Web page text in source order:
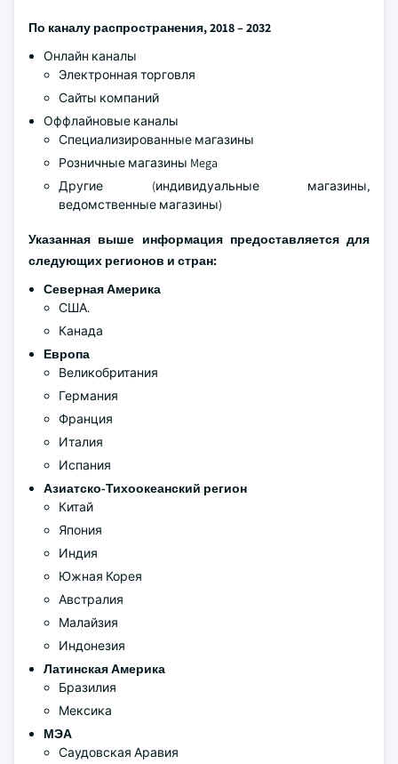
По каналу распространения, 2018 – 2032
Онлайн каналы
Электронная торговля
Сайты компаний
Оффлайновые каналы
Специализированные магазины
Розничные магазины Mega
Другие (индивидуальные магазины,
ведомственные магазины)
Указанная выше информация предоставляется для
следующих регионов и стран:
Северная Америка
США.
Канада
Европа
Великобритания
Германия
Франция
Италия
Испания
Азиатско-Тихоокеанский регион
Китай
Япония
Индия
Южная Корея
Австралия
Малайзия
Индонезия
Латинская Америка
Бразилия
Мексика
МЭА
Саудовская Аравия